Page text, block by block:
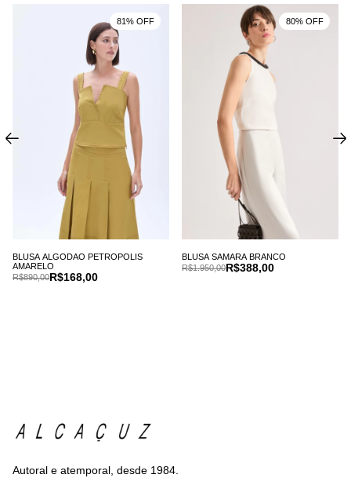
BLUSA ALGODAO PETROPOLIS
AMARELO
R$168,00
R$890,00
81% OFF
BLUSA SAMARA BRANCO
R$388,00
R$1.950,00
80% OFF
Autoral e atemporal, desde 1984.